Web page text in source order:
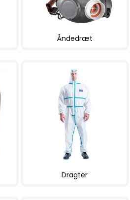
Åndedræt
Dragter